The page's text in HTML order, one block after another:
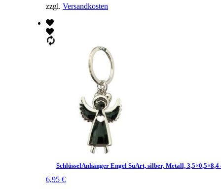
zzgl. Versandkosten
SchlüsselAnhänger Engel SuArt, silber, Metall, 3,5×0,5×8,4
6,95 €